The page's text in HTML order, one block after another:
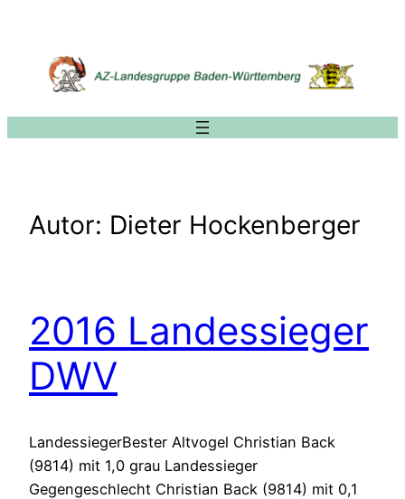
springen
Autor: Dieter Hockenberger
2016 Landessieger
DWV
LandessiegerBester Altvogel Christian Back
(9814) mit 1,0 grau Landessieger
Gegengeschlecht Christian Back (9814) mit 0,1